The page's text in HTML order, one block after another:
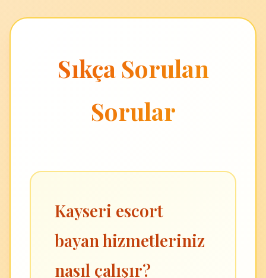
Sıkça Sorulan
Sorular
Kayseri escort
bayan hizmetleriniz
nasıl çalışır?